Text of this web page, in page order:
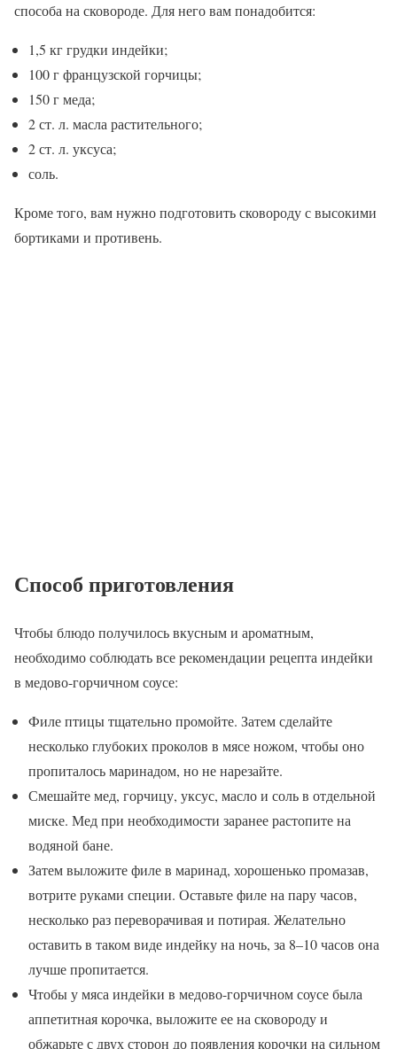
способа на сковороде. Для него вам понадобится:
1,5 кг грудки индейки;
100 г французской горчицы;
150 г меда;
2 ст. л. масла растительного;
2 ст. л. уксуса;
соль.
Кроме того, вам нужно подготовить сковороду с высокими
бортиками и противень.
Способ приготовления
Чтобы блюдо получилось вкусным и ароматным,
необходимо соблюдать все рекомендации рецепта индейки
в медово-горчичном соусе:
Филе птицы тщательно промойте. Затем сделайте
несколько глубоких проколов в мясе ножом, чтобы оно
пропиталось маринадом, но не нарезайте.
Смешайте мед, горчицу, уксус, масло и соль в отдельной
миске. Мед при необходимости заранее растопите на
водяной бане.
Затем выложите филе в маринад, хорошенько промазав,
вотрите руками специи. Оставьте филе на пару часов,
несколько раз переворачивая и потирая. Желательно
оставить в таком виде индейку на ночь, за 8–10 часов она
лучше пропитается.
Чтобы у мяса индейки в медово-горчичном соусе была
аппетитная корочка, выложите ее на сковороду и
обжарьте с двух сторон до появления корочки на сильном